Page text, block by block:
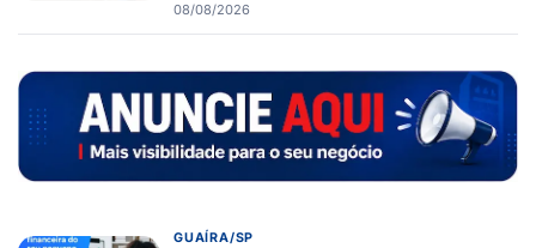
08/08/2026
GUAÍRA/SP